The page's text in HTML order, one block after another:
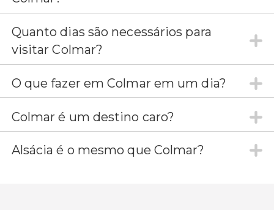
Quanto dias são necessários para
visitar Colmar?
O que fazer em Colmar em um dia?
Colmar é um destino caro?
Alsácia é o mesmo que Colmar?